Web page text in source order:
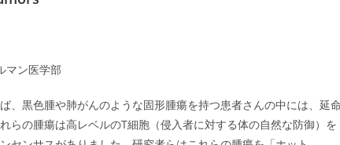
ン医学部
、黒色腫や肺がんのような固形腫瘍を持つ患者さんの中には、延命
らの腫瘍は高レベルのT細胞（侵入者に対する体の自然な防御）を